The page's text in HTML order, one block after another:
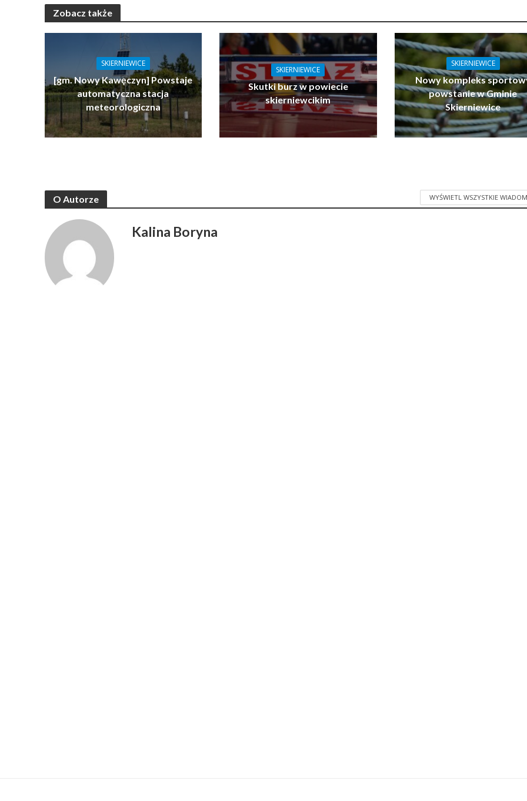
Zobacz także
SKIERNIEWICE
[gm. Nowy Kawęczyn] Powstaje
automatyczna stacja
meteorologiczna
SKIERNIEWICE
Skutki burz w powiecie
skierniewcikim
SKIERNIEWICE
Nowy kompleks
powstanie w Gminie
Skierniewice
O Autorze WYŚWIETL WSZYSTKIE
Kalina Boryna